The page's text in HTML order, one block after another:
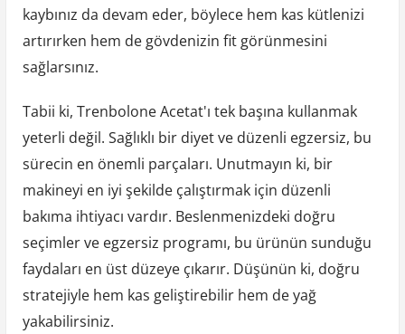
kaybınız da devam eder, böylece hem kas kütlenizi
artırırken hem de gövdenizin fit görünmesini
sağlarsınız.
Tabii ki, Trenbolone Acetat'ı tek başına kullanmak
yeterli değil. Sağlıklı bir diyet ve düzenli egzersiz, bu
sürecin en önemli parçaları. Unutmayın ki, bir
makineyi en iyi şekilde çalıştırmak için düzenli
bakıma ihtiyacı vardır. Beslenmenizdeki doğru
seçimler ve egzersiz programı, bu ürünün sunduğu
faydaları en üst düzeye çıkarır. Düşünün ki, doğru
stratejiyle hem kas geliştirebilir hem de yağ
yakabilirsiniz.